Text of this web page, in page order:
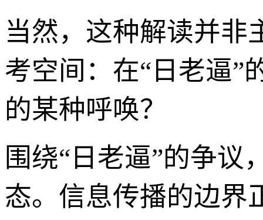
当然，这种解读并非
考空间：在“日老逼”
的某种呼唤？
围绕“日老逼”的争议
态。信息传播的边界